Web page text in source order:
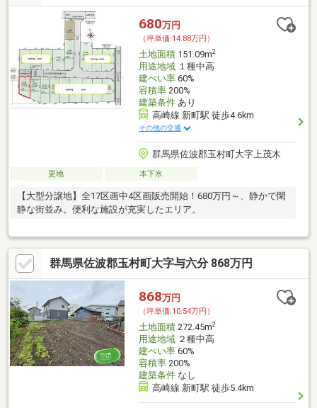
680万円
（坪単価:14.88万円）
土地面積151.09m2
用途地域１種中高
建ぺい率60%
容積率200%
建築条件あり
高崎線 新町駅 徒歩4.6km
その他の交通
群馬県佐波郡玉村町大字上茂木
更地 本下水
【大型分譲地】全17区画中4区画販売開始！680万円～、静かで閑
静な街並み。便利な施設が充実したエリア。
群馬県佐波郡玉村町大字与六分 868万円
868万円
（坪単価:10.54万円）
土地面積272.45m2
用途地域２種中高
建ぺい率60%
容積率200%
建築条件なし
高崎線 新町駅 徒歩5.4km